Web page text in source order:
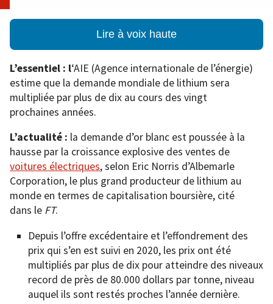
Lire à voix haute
L’essentiel : l‘AIE (Agence internationale de l’énergie)
estime que la demande mondiale de lithium sera
multipliée par plus de dix au cours des vingt
prochaines années.
L’actualité : la demande d’or blanc est poussée à la
hausse par la croissance explosive des ventes de
voitures électriques, selon Eric Norris d’Albemarle
Corporation, le plus grand producteur de lithium au
monde en termes de capitalisation boursière, cité
dans le FT.
Depuis l’offre excédentaire et l’effondrement des
prix qui s’en est suivi en 2020, les prix ont été
multipliés par plus de dix pour atteindre des niveaux
record de près de 80.000 dollars par tonne, niveau
auquel ils sont restés proches l’année dernière.